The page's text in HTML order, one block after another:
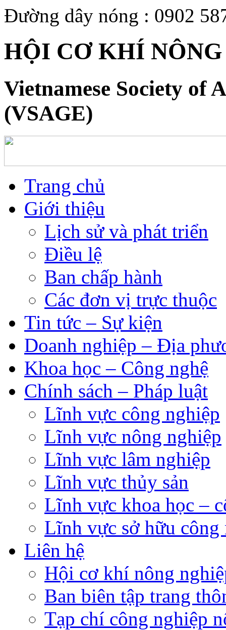
Đường dây nóng : 0902
HỘI CƠ KHÍ
Vietnamese Society of
(VSAGE)
Trang chủ
Giới thiệu
Lịch sử và phát triển
Điều lệ
Ban chấp hành
Các đơn vị trực thuộc
Tin tức – Sự kiện
Doanh nghiệp – Địa
Khoa học – Công nghệ
Chính sách – Pháp luật
Lĩnh vực công nghiệp
Lĩnh vực nông nghiệp
Lĩnh vực lâm nghiệp
Lĩnh vực thủy sản
Lĩnh vực khoa học –
Lĩnh vực sở hữu công
Liên hệ
Hội cơ khí nông
Ban biên tập trang
Tạp chí công nghiệp